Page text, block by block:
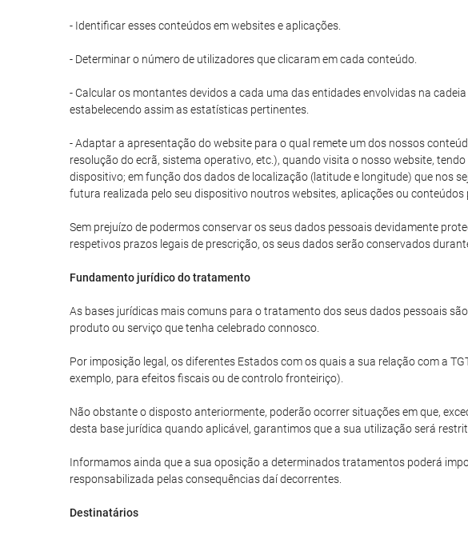
- Identificar esses conteúdos em websites e aplicações.
- Determinar o número de utilizadores que clicaram em cada conteúdo.
- Calcular os montantes devidos a cada uma das entidades envolvidas na
estabelecendo assim as estatísticas pertinentes.
- Adaptar a apresentação do website para o qual remete um dos nossos
resolução do ecrã, sistema operativo, etc.), quando visita o nosso website,
dispositivo; em função dos dados de localização (latitude e longitude) que nos
futura realizada pelo seu dispositivo noutros websites, aplicações ou conteúdos
Sem prejuízo de podermos conservar os seus dados pessoais devidamente
respetivos prazos legais de prescrição, os seus dados serão conservados
Fundamento jurídico do tratamento
As bases jurídicas mais comuns para o tratamento dos seus dados pessoais
produto ou serviço que tenha celebrado connosco.
Por imposição legal, os diferentes Estados com os quais a sua relação com a
exemplo, para efeitos fiscais ou de controlo fronteiriço).
Não obstante o disposto anteriormente, poderão ocorrer situações em que,
desta base jurídica quando aplicável, garantimos que a sua utilização será
Informamos ainda que a sua oposição a determinados tratamentos poderá
responsabilizada pelas consequências daí decorrentes.
Destinatários